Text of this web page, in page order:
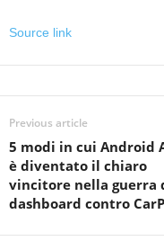
Source link
Previous article
5 modi in cui Android
è diventato il chiaro
vincitore nella guerra
dashboard contro